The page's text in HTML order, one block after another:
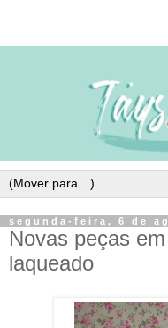
segunda-feira, 6 de
Novas peças
laqueado